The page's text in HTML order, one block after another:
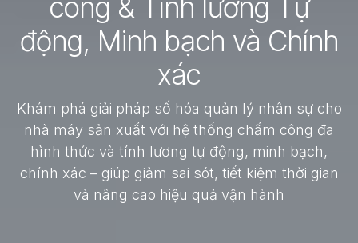
công & Tính lương Tự
động, Minh bạch và Chính
xác
Khám phá giải pháp số hóa quản lý nhân sự cho
nhà máy sản xuất với hệ thống chấm công đa
hình thức và tính lương tự động, minh bạch,
chính xác – giúp giảm sai sót, tiết kiệm thời gian
và nâng cao hiệu quả vận hành